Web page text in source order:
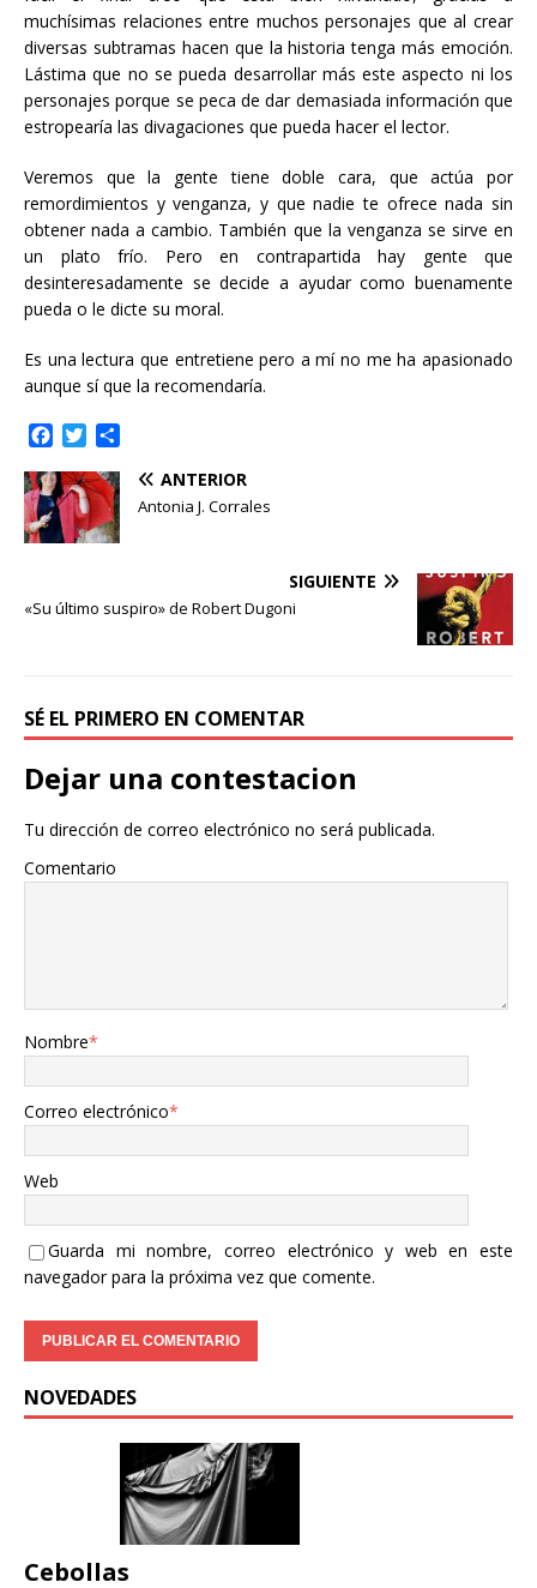
muchísimas relaciones entre muchos personajes que al crear
diversas subtramas hacen que la historia tenga más emoción.
Lástima que no se pueda desarrollar más este aspecto ni los
personajes porque se peca de dar demasiada información que
estropearía las divagaciones que pueda hacer el lector.
Veremos que la gente tiene doble cara, que actúa por
remordimientos y venganza, y que nadie te ofrece nada sin
obtener nada a cambio. También que la venganza se sirve en
un plato frío. Pero en contrapartida hay gente que
desinteresadamente se decide a ayudar como buenamente
pueda o le dicte su moral.
Es una lectura que entretiene pero a mí no me ha apasionado
aunque sí que la recomendaría.
c
e
b
k
i
t
t
i
ANTERIOR
Antonia J. Corrales
SIGUIENTE
«Su último suspiro» de Robert Dugoni
SÉ EL PRIMERO EN COMENTAR
Dejar una contestacion
Tu dirección de correo electrónico no será publicada.
Comentario
Nombre*
Correo electrónico*
Web
Guarda mi nombre, correo electrónico y web en este
navegador para la próxima vez que comente.
NOVEDADES
Cebollas